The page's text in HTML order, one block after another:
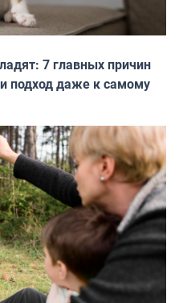
7 главных причин
подход даже к самому